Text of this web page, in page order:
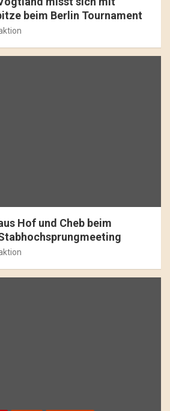
beim Berlin Tournament
Hof und Cheb beim